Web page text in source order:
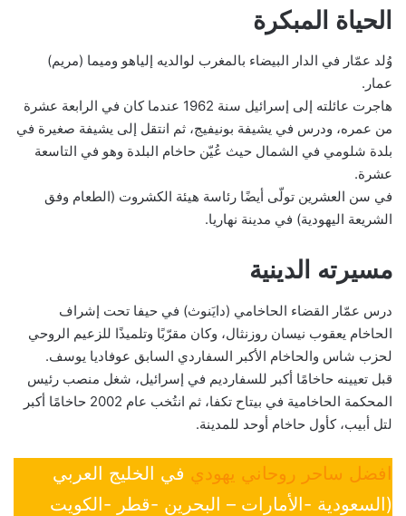
الحياة المبكرة
وُلد عمّار في الدار البيضاء بالمغرب لوالديه إلياهو وميما (مريم)
عمار.
هاجرت عائلته إلى إسرائيل سنة 1962 عندما كان في الرابعة عشرة
من عمره، ودرس في يشيفة بونيفيج، ثم انتقل إلى يشيفة صغيرة في
بلدة شلومي في الشمال حيث عُيّن حاخام البلدة وهو في التاسعة
عشرة.
في سن العشرين تولّى أيضًا رئاسة هيئة الكشروت (الطعام وفق
الشريعة اليهودية) في مدينة نهاريا.
مسيرته الدينية
درس عمّار القضاء الحاخامي (دايَنوث) في حيفا تحت إشراف
الحاخام يعقوب نيسان روزنثال، وكان مقرّبًا وتلميذًا للزعيم الروحي
لحزب شاس والحاخام الأكبر السفاردي السابق عوفاديا يوسف.
قبل تعيينه حاخامًا أكبر للسفارديم في إسرائيل، شغل منصب رئيس
المحكمة الحاخامية في بيتاح تكفا، ثم انتُخب عام 2002 حاخامًا أكبر
لتل أبيب، كأول حاخام أوحد للمدينة.
افضل ساحر روحاني يهودي في الخليج العربي
(السعودية -الأمارات – البحرين -قطر -الكويت